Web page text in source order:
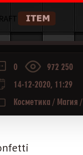
0
972 250
14-12-2020, 11:29
Косметика / Магия /